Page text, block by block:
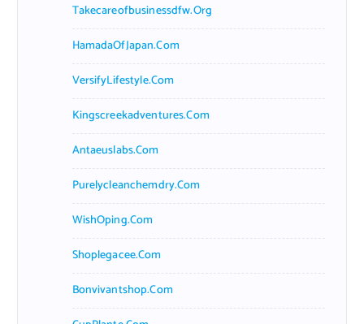
Takecareofbusinessdfw.org
HamadaOfJapan.com
VersifyLifestyle.com
Kingscreekadventures.com
Antaeuslabs.com
Purelycleanchemdry.com
WishOping.com
Shoplegacee.com
Bonvivantshop.com